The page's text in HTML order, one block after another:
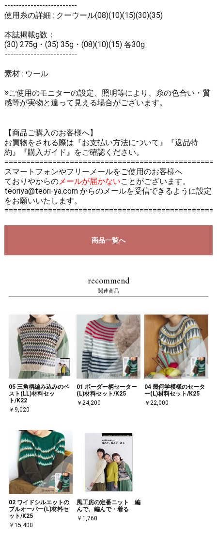
-------------------------
使用糸の詳細 : クーウール(08)(10)(15)(30)(35)
本誌掲載g数：
(30) 275g・(35) 35g・(08)(10)(15) 各30g
-------------------------
素材 : ウール
※ご使用のモニターの設定、照明等により、糸の色合い・質
感等が実物と違って見える場合がございます。
【商品ご購入のお客様へ】
お買物をされる際は 『お支払い方法について』
『返品特
約』
『購入ガイド』 をご確認ください。
スマートフォンやフリーメールをご使用のお客様へ
ておりやからのメールが届かないことがございます。
teoriya@teori-ya.com からのメールを受信できるように設定
をお願いいたします。
商品一覧へ
recommend
関連商品
05 三角柄編み込みのベ
スト(LL)材料セッ
ト/K22
￥9,020
01 ボーダー柄セーター
(L)材料セット/K25
￥24,200
04 幾何学模様のセータ
ー(L)材料セット/K25
￥22,000
02 ワイドシルエットの
プルオーバー(L)材料セ
ット/K25
￥15,400
風工房の定番ニット 編
んで、編んで・着る
￥1,760